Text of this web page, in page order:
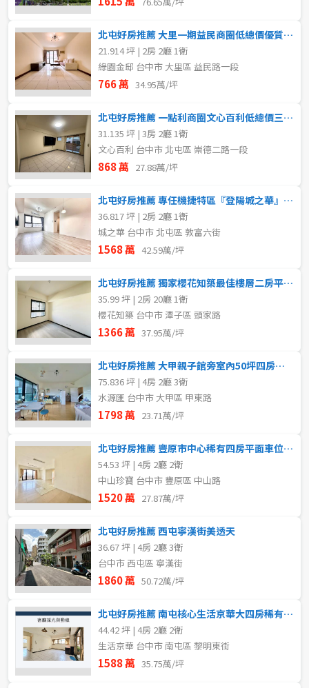
北屯好房推薦 大里一期益民商圈低總價優質電梯兩房
21.914 坪 | 2房 2廳 1衛
綠園金邸 台中市 大里區 益民路一段
766 萬 34.95萬/坪
北屯好房推薦 一點利商圈文心百利低總價三房+車位
31.135 坪 | 3房 2廳 1衛
文心百利 台中市 北屯區 崇德二路一段
868 萬 27.88萬/坪
北屯好房推薦 專任機捷特區『登陽城之華』大兩房柱邊平車
36.817 坪 | 2房 2廳 1衛
城之華 台中市 北屯區 敦富六街
1568 萬 42.59萬/坪
北屯好房推薦 獨家櫻花知築最佳樓層二房平車入主明星小學
35.99 坪 | 2房 20廳 1衛
櫻花知築 台中市 潭子區 頭家路
1366 萬 37.95萬/坪
北屯好房推薦 大甲親子館旁室內50坪四房三衛浴配車位
75.836 坪 | 4房 2廳 3衛
水源匯 台中市 大甲區 甲東路
1798 萬 23.71萬/坪
北屯好房推薦 豐原市中心稀有四房平面車位前後陽台視野戶
54.53 坪 | 4房 2廳 2衛
中山珍寶 台中市 豐原區 中山路
1520 萬 27.87萬/坪
北屯好房推薦 西屯寧漢街美透天
36.67 坪 | 4房 2廳 3衛
台中市 西屯區 寧漢街
1860 萬 50.72萬/坪
北屯好房推薦 南屯核心生活京華大四房稀有釋出
44.42 坪 | 4房 2廳 2衛
生活京華 台中市 南屯區 黎明東街
1588 萬 35.75萬/坪